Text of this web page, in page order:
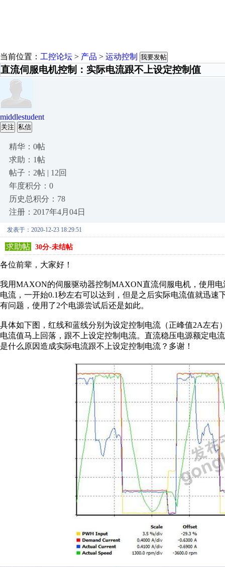
当前位置： 工控论坛 > 产品 > 运动控制 我要发帖
直流伺服电机控制：实际电流跟不上设定控制值
middlestudent
关注 私信
精华：0帖
求助：1帖
帖子：2帖 | 12回
年度积分：0
历史总积分：78
注册：2017年4月04日
发表于：2020-12-23 18:29:51
求助帖 30分-未结帖
各位前辈，大家好！
我用MAXON的伺服驱动器控制MAXON直流伺服电机，使用
电流，一开始0.1秒左右可以达到，但是之后实际电流值就迅
有问题，使用了2个电源尝试后还是如此。
具体如下图，红线和蓝线分别为设定控制电流（正峰值2A左
电流值马上回落，跟不上设定控制电流。直流稳压电源额定电
是什么原因造成实际电流跟不上设定控制电流？多谢！